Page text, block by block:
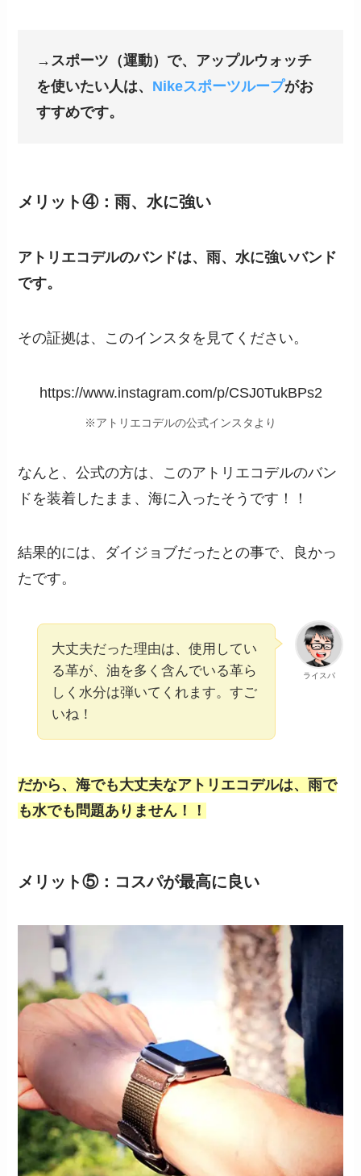
→スポーツ（運動）で、アップルウォッチ
を使いたい人は、 Nikeスポーツループがお
すすめです。
メリット④：雨、水に強い
アトリエコデルのバンドは、雨、水に強いバンド
です。
その証拠は、このインスタを見てください。
https://www.instagram.com/p/CSJ0TukBPs2
※アトリエコデルの公式インスタより
なんと、公式の方は、このアトリエコデルのバン
ドを装着したまま、海に入ったそうです！！
結果的には、ダイジョブだったとの事で、良かっ
たです。
ライスパ
大丈夫だった理由は、使用してい
る革が、油を多く含んでいる革ら
しく水分は弾いてくれます。すご
いね！
だから、海でも大丈夫なアトリエコデルは、雨で
も水でも問題ありません！！
メリット⑤：コスパが最高に良い